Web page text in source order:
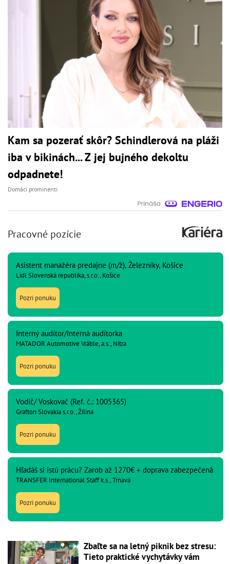
Kam sa pozerať skôr? Schindlerová na pláži
iba v bikinách... Z jej bujného dekoltu
odpadnete!
Domáci prominenti
Pracovné pozície
Asistent manažéra predajne (m/ž), Železníky, Košice
Lidl Slovenská republika, s.r.o., Košice
Pozri ponuku
Interný audítor/Interná audítorka
MATADOR Automotive Vráble, a.s., Nitra
Pozri ponuku
Vodič/ Voskovač (Ref. č.: 1005365)
Grafton Slovakia s.r.o., Žilina
Pozri ponuku
Hľadáš si istú prácu? Zarob až 1270€ + doprava zabezpečená
TRANSFER International Staff k.s., Trnava
Pozri ponuku
Zbaľte sa na letný piknik bez stresu:
Tieto praktické vychytávky vám